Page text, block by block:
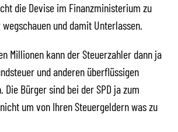
die Devise im Finanzministerium zu
und damit Unterlassen.
Millionen kann der Steuerzahler dann ja
und anderen überflüssigen
Die Bürger sind bei der SPD ja zum
um von Ihren Steuergeldern was zu